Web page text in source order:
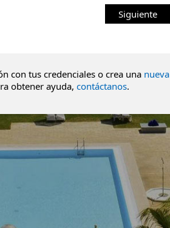
Siguiente
con tus credenciales o crea una nueva
obtener ayuda, contáctanos.